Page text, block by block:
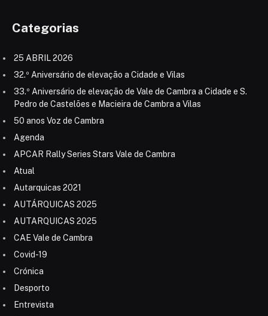
Categorias
25 ABRIL 2026
32.º Aniversário de elevação a Cidade e Vilas
33.º Aniversário de elevação de Vale de Cambra a Cidade e S.
Pedro de Castelões e Macieira de Cambra a Vilas
50 anos Voz de Cambra
Agenda
APCAR Rally Series Stars Vale de Cambra
Atual
Autarquicas 2021
AUTÁRQUICAS 2025
AUTARQUICAS 2025
CAE Vale de Cambra
Covid-19
Crónica
Desporto
Entrevista